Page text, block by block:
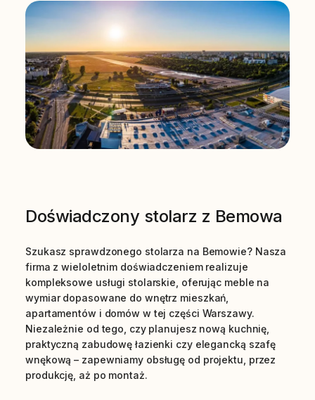
Doświadczony stolarz z Bemowa
Szukasz sprawdzonego stolarza na Bemowie? Nasza
firma z wieloletnim doświadczeniem realizuje
kompleksowe usługi stolarskie, oferując meble na
wymiar dopasowane do wnętrz mieszkań,
apartamentów i domów w tej części Warszawy.
Niezależnie od tego, czy planujesz nową kuchnię,
praktyczną zabudowę łazienki czy elegancką szafę
wnękową – zapewniamy obsługę od projektu, przez
produkcję, aż po montaż.